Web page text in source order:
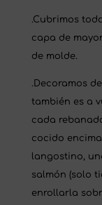
.Cubrimos
capa de
de molde.
.Decoramos
también es a
cada
cocido
langostino,
salmón (solo
enrollarla